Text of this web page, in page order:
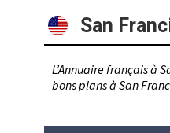
San
L’Annuaire français à
bons plans à San